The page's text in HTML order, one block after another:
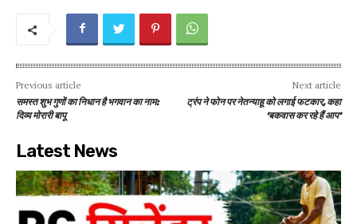
Previous article
समस्त शुभ गुणों का निधान है भगवान का नाम:
दिव्य मोरारी बापू
Next article
ट्रंप ने फोन पर नेतन्याहू को लगाई फटकार, कहा
‘बकवास कर रहे हैं आप’
Latest News